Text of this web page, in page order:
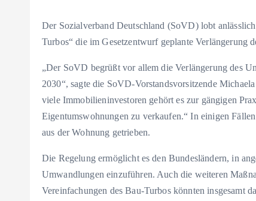
Der Sozialverband Deutschland (SoVD) lobt
Turbos“ die im Gesetzentwurf geplante Verlängerung
„Der SoVD begrüßt vor allem die Verlängerung des
2030“, sagte die SoVD-Vorstandsvorsitzende
viele Immobilieninvestoren gehört es zur gängigen
Eigentumswohnungen zu verkaufen.“ In einigen
aus der Wohnung getrieben.
Die Regelung ermöglicht es den Bundesländern, in
Umwandlungen einzuführen. Auch die weiteren
Vereinfachungen des Bau-Turbos könnten insgesamt